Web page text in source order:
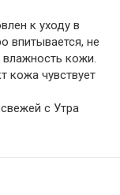
к уходу в
впитывается, не
влажность кожи.
кожа чувствует
с Утра